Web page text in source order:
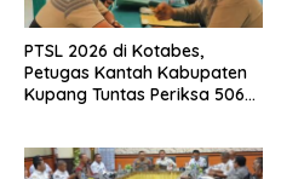
PTSL 2026 di Kotabes,
Petugas Kantah Kabupaten
Kupang Tuntas Periksa 506